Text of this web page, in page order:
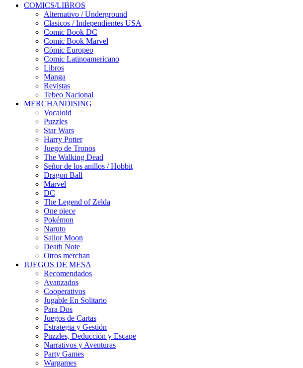
COMICS/LIBROS
Alternativo / Underground
Clasicos / Independientes USA
Comic Book DC
Comic Book Marvel
Cómic Europeo
Comic Latinoamericano
Libros
Manga
Revistas
Tebeo Nacional
MERCHANDISING
Vocaloid
Puzzles
Star Wars
Harry Potter
Juego de Tronos
The Walking Dead
Señor de los anillos / Hobbit
Dragon Ball
Marvel
DC
The Legend of Zelda
One piece
Pokémon
Naruto
Sailor Moon
Death Note
Otros merchan
JUEGOS DE MESA
Recomendados
Avanzados
Cooperativos
Jugable En Solitario
Para Dos
Juegos de Cartas
Estrategia y Gestión
Puzzles, Deducción y Escape
Narrativos y Aventuras
Party Games
Wargames